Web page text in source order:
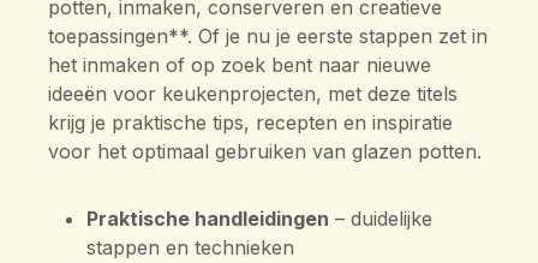
potten, inmaken, conserveren en creatieve
toepassingen**. Of je nu je eerste stappen zet in
het inmaken of op zoek bent naar nieuwe
ideeën voor keukenprojecten, met deze titels
krijg je praktische tips, recepten en inspiratie
voor het optimaal gebruiken van glazen potten.
Praktische handleidingen – duidelijke
stappen en technieken